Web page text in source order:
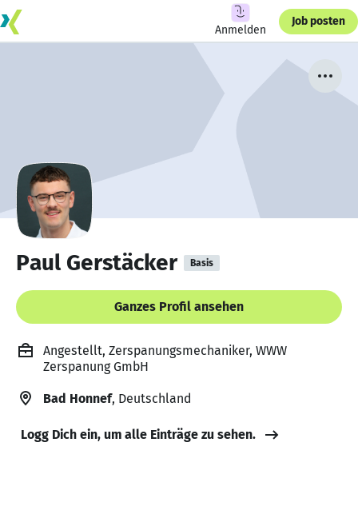
Anmelden
Job posten
Paul Gerstäcker Basis
Ganzes Profil ansehen
Angestellt, Zerspanungsmechaniker, WWW
Zerspanung GmbH
Bad Honnef, Deutschland
Logg Dich ein, um alle Einträge zu sehen.